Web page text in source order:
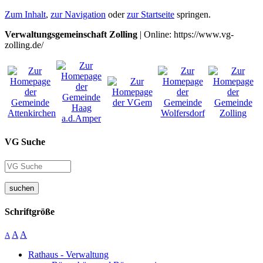
Zum Inhalt, zur Navigation oderzur Startseite springen.
Verwaltungsgemeinschaft Zolling | Online: https://www.vg-
zolling.de/
VG Suche
suchen
Schriftgröße
A A A
Rathaus - Verwaltung